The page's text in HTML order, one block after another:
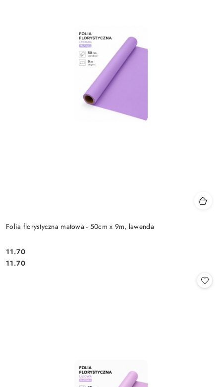
Folia florystyczna matowa - 50cm x 9m, lawenda
Cena:
11.70
Cena:
11.70